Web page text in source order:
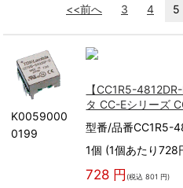
<<前へ 3 4 5
K0059000
0199
【CC1R5-
タ CC-Eシリーズ
型番/品番CC1R5-
1個 (1個あたり728
728 円 (税込 801 円)